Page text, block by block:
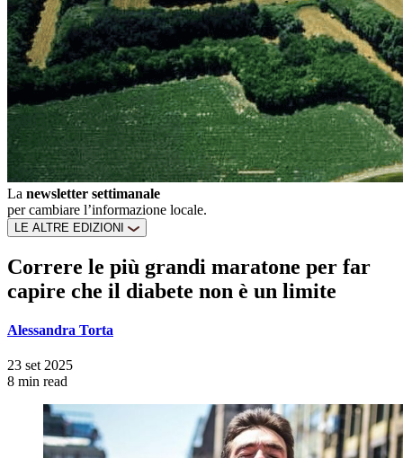
La newsletter settimanale
per cambiare l’informazione locale.
LE ALTRE EDIZIONI
Correre le più grandi maratone per far
capire che il diabete non è un limite
Alessandra Torta
23 set 2025
8 min read